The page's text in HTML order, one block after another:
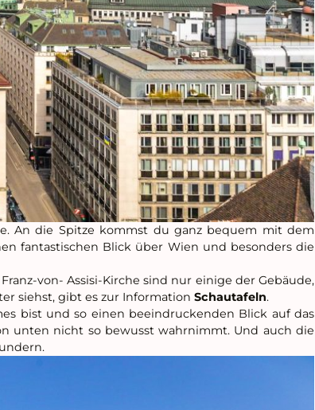
An die Spitze kommst du ganz bequem mit dem
fantastischen Blick über Wien und besonders die
von- Assisi-Kirche sind nur einige der Gebäude,
siehst, gibt es zur Information Schautafeln.
bist und so einen beeindruckenden Blick auf das
unten nicht so bewusst wahrnimmt. Und auch die